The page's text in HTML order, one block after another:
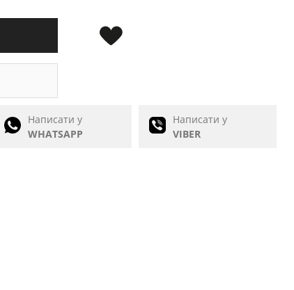
Написати у
WHATSAPP
Написати у
VIBER